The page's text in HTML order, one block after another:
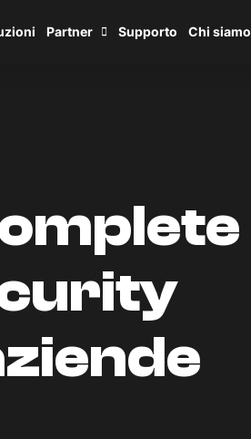
Partner Supporto Chi siamo